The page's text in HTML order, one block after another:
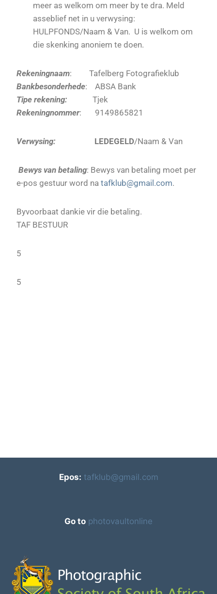
meer as welkom om meer by te dra. Meld
asseblief net in u verwysing:
HULPFONDS/Naam & Van. U is welkom om
die skenking anoniem te doen.
Rekeningnaam: Tafelberg Fotografieklub
Bankbesonderhede: ABSA Bank
Tipe rekening: Tjek
Rekeningnommer: 9149865821
Verwysing: LEDEGELD/Naam & Van
Bewys van betaling: Bewys van betaling moet per
e-pos gestuur word na tafklub@gmail.com.
Byvoorbaat dankie vir die betaling.
TAF BESTUUR
5
5
Epos: tafklub@gmail.com
Go to photovaultonline